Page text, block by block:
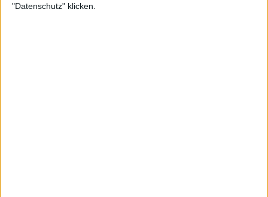
"Datenschutz" klicken.
„Anthropoid“ ist wieder LAMB-OF-GOD-Kost, wie man